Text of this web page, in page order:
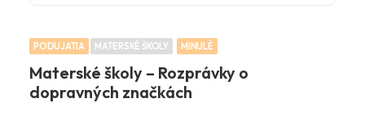
PODUJATIA MATERSKÉ ŠKOLY MINULÉ
Materské školy – Rozprávky o
dopravných značkách